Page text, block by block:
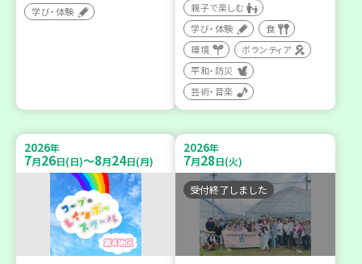
学び・体験
親子で楽しむ
学び・体験
食
環境
ボランティア
平和・防災
芸術・音楽
2026年
7月26日(日)～8月24日(月)
2026年
7月28日(火)
受付終了しました